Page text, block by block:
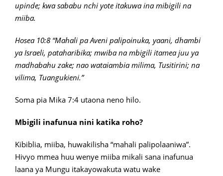
upinde; kwa sababu nchi yote itakuwa ina mibigili na
miiba.
Hosea 10:8 “Mahali pa Aveni palipoinuka, yaani, dhambi
ya Israeli, pataharibika; mwiba na mbigili itamea juu ya
madhabahu zake; nao wataiambia milima, Tusitirini; na
vilima, Tuangukieni.”
Soma pia Mika 7:4 utaona neno hilo.
Mbigili inafunua nini katika roho?
Kibiblia, miiba, huwakilisha “mahali palipolaaniwa”.
Hivyo mmea huu wenye miiba mikali sana inafunua
laana ya Mungu itakayowakuta watu wake